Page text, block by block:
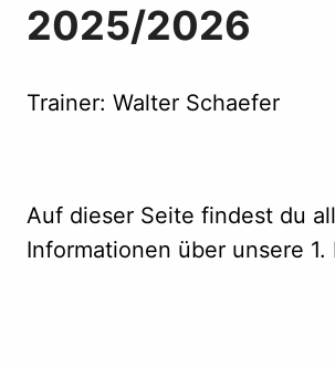
2025/2026
Trainer: Walter Schaefer
Auf dieser Seite findest du
Informationen über unsere 1.